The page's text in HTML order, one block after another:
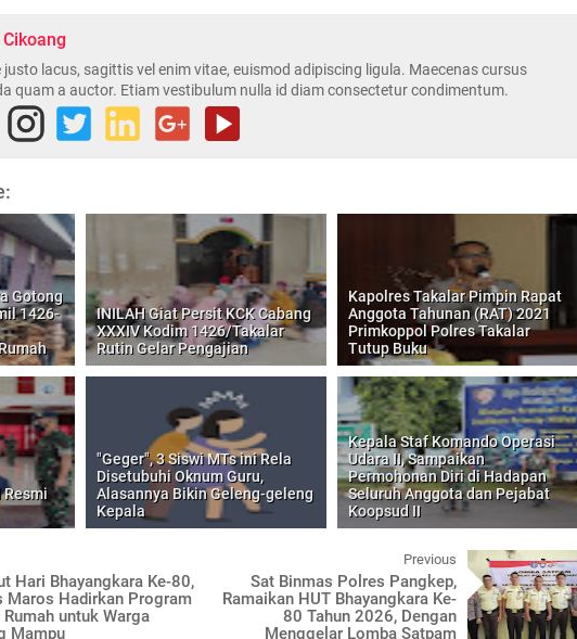
justo lacus, sagittis vel enim vitae, euismod adipiscing ligula. Maecenas cursus
quam a auctor. Etiam vestibulum nulla id diam consectetur condimentum.
Gotong
1426-
INILAH Giat Persit KCK Cabang
XXXIV Kodim 1426/Takalar
Rutin Gelar Pengajian
Kapolres Takalar Pimpin Rapat
Anggota Tahunan (RAT) 2021
Primkoppol Polres Takalar
Tutup Buku
Resmi
"Geger", 3 Siswi MTs ini Rela
Disetubuhi Oknum Guru,
Alasannya Bikin Geleng-geleng
Kepala
Kepala Staf Komando Operasi
Udara II, Sampaikan
Permohonan Diri di Hadapan
Seluruh Anggota dan Pejabat
Koopsud II
Hari Bhayangkara Ke-80,
Maros Hadirkan Program
Rumah untuk Warga
Mampu
Previous
Sat Binmas Polres Pangkep,
Ramaikan HUT Bhayangkara Ke-
80 Tahun 2026, Dengan
Menggelar Lomba Satpam